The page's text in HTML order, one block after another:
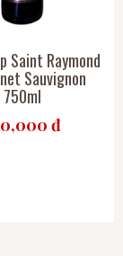
Saint Raymond
Sauvignon
750ml
đ